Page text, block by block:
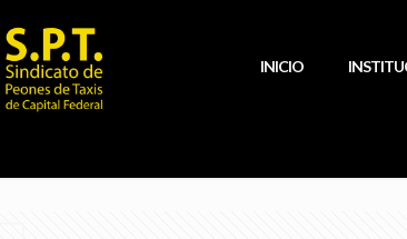
INICIO